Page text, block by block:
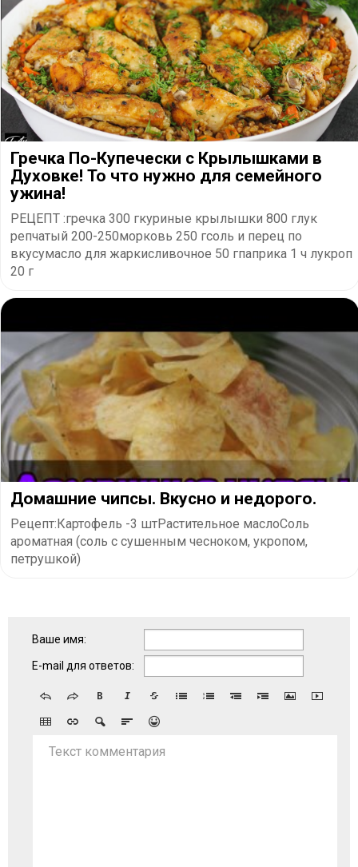
Гречка По-Купечески с Крылышками в
Духовке! То что нужно для семейного
ужина!
РЕЦЕПТ :гречка 300 гкуриные крылышки 800 глук
репчатый 200-250морковь 250 гсоль и перец по
вкусумасло для жаркисливочное 50 гпаприка 1 ч лукроп
20 г
Домашние чипсы. Вкусно и недорого.
Рецепт:Картофель -3 штРастительное маслоСоль
ароматная (соль с сушенным чесноком, укропом,
петрушкой)
Ваше имя:
E-mail для ответов:
Текст комментария